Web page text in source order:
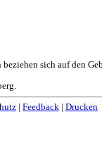
sich auf den
Feedback Drucken